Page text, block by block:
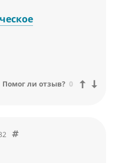
Помог ли отзыв? 0